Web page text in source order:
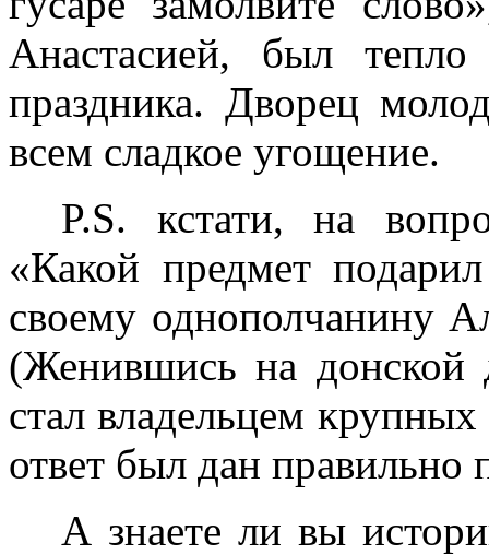
Анастасией, был тепло
праздника. Дворец
всем сладкое угощение.
P.S. кстати, на
«Какой предмет
своему однополчанину
(Женившись на донской
стал владельцем
ответ был дан правильно
А знаете ли вы